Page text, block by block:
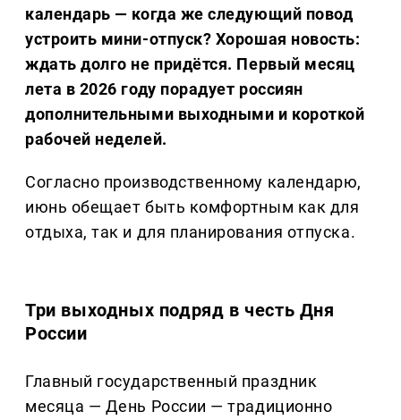
календарь — когда же следующий повод
устроить мини-отпуск? Хорошая новость:
ждать долго не придётся. Первый месяц
лета в 2026 году порадует россиян
дополнительными выходными и короткой
рабочей неделей.
Согласно производственному календарю,
июнь обещает быть комфортным как для
отдыха, так и для планирования отпуска.
Три выходных подряд в честь Дня
России
Главный государственный праздник
месяца — День России — традиционно